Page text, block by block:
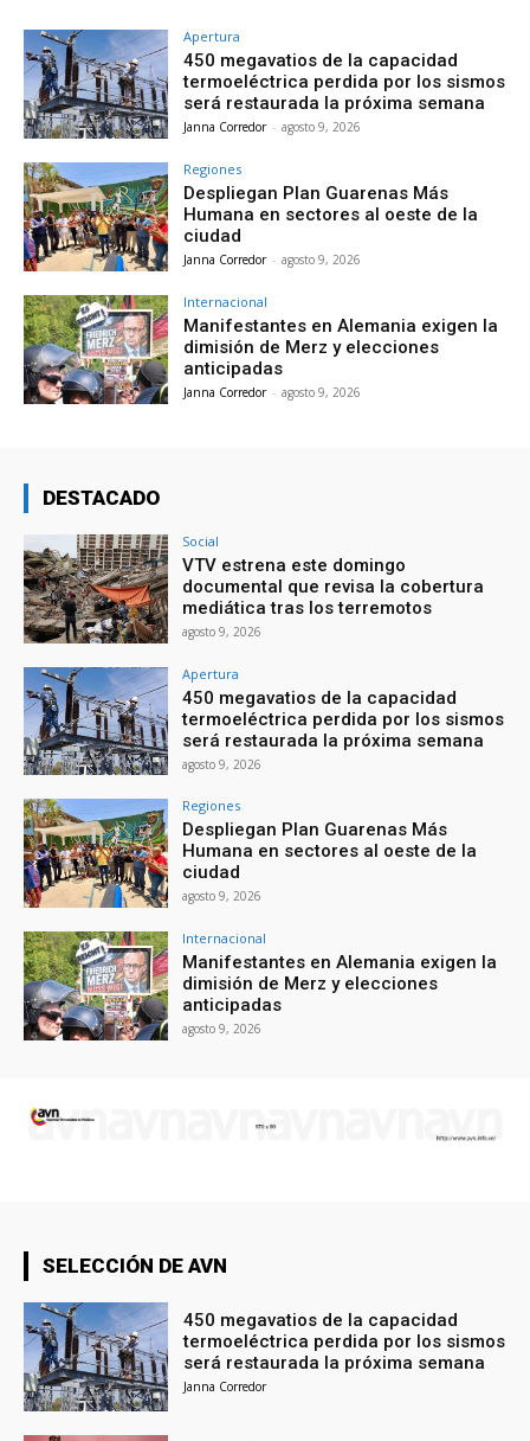
Apertura
450 megavatios de la capacidad
termoeléctrica perdida por los sismos
será restaurada la próxima semana
Janna Corredor - agosto 9, 2026
Regiones
Despliegan Plan Guarenas Más
Humana en sectores al oeste de la
ciudad
Janna Corredor - agosto 9, 2026
Internacional
Manifestantes en Alemania exigen la
dimisión de Merz y elecciones
anticipadas
Janna Corredor - agosto 9, 2026
DESTACADO
Social
VTV estrena este domingo
documental que revisa la cobertura
mediática tras los terremotos
agosto 9, 2026
Apertura
450 megavatios de la capacidad
termoeléctrica perdida por los sismos
será restaurada la próxima semana
agosto 9, 2026
Regiones
Despliegan Plan Guarenas Más
Humana en sectores al oeste de la
ciudad
agosto 9, 2026
Internacional
Manifestantes en Alemania exigen la
dimisión de Merz y elecciones
anticipadas
agosto 9, 2026
SELECCIÓN DE AVN
450 megavatios de la capacidad
termoeléctrica perdida por los sismos
será restaurada la próxima semana
Janna Corredor